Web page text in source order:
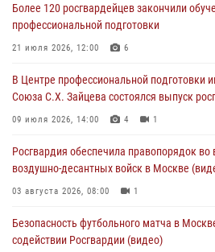
05 августа 2026, 12:39
Московские росгвардейцы обеспечили
05 августа 2026, 12:35
Делегация МВД Республики Беларусь
04 августа 2026, 18:16 5
Более 120 росгвардейцев закончили
профессиональной подготовки
21 июля 2026, 12:00 6
В Центре профессиональной подготовки
Союза С.Х. Зайцева состоялся выпуск
09 июля 2026, 14:00 4 1
Росгвардия обеспечила правопорядок
воздушно-десантных войск в Москве
03 августа 2026, 08:00 1
Безопасность футбольного матча в
содействии Росгвардии (видео)